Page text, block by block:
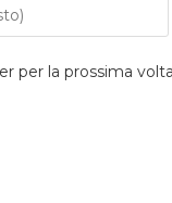
per la prossima